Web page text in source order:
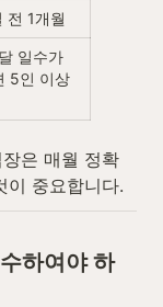
전 1개월
일수가
5인 이상
은 매월 정확
이 중요합니다.
하여야 하